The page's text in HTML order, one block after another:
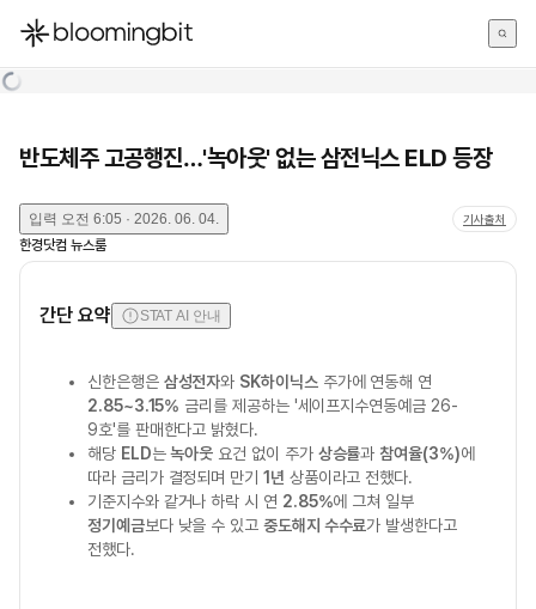
한국어
반도체주 고공행진…'녹아웃' 없는 삼전닉스 ELD 등장
입력 오전 6:05 · 2026. 06. 04. 기사출처
한경닷컴 뉴스룸
간단 요약 STAT AI 안내
신한은행은 삼성전자와 SK하이닉스주가에 연동해 연
2.85~3.15% 금리를 제공하는 '세이프지수연동예금 26-
9호'를 판매한다고 밝혔다.
해당 ELD는녹아웃 요건 없이 주가 상승률과 참여율(3%)에
따라 금리가 결정되며 만기 1년 상품이라고 전했다.
기준지수와 같거나 하락 시 연 2.85%에 그쳐 일부
정기예금보다 낮을 수 있고 중도해지 수수료가 발생한다고
전했다.